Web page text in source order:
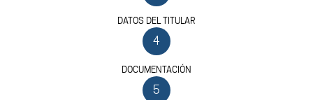
DATOS DEL TITULAR
4
DOCUMENTACIÓN
5